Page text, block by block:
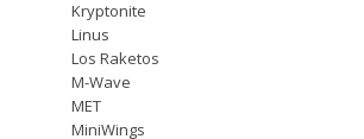
Kryptonite
Linus
Los Raketos
M-Wave
MET
MiniWings